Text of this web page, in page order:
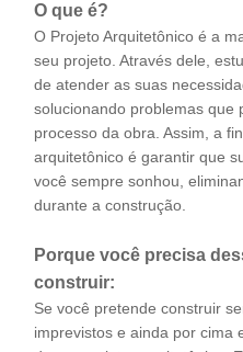
O que é?
O Projeto Arquitetônico é a
seu projeto. Através dele,
de atender as suas
solucionando problemas que
processo da obra. Assim, a
arquitetônico é garantir que
você sempre sonhou,
durante a construção.
Porque você precisa
construir:
Se você pretende construir
imprevistos e ainda por cima